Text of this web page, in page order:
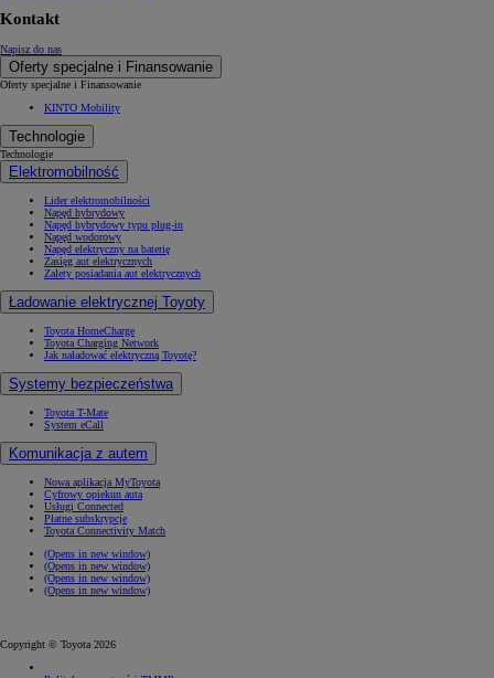
Kontakt
Napisz do nas
Oferty specjalne i Finansowanie
Oferty specjalne i Finansowanie
KINTO Mobility
Technologie
Technologie
Elektromobilność
Lider elektromobilności
Napęd hybrydowy
Napęd hybrydowy typu plug-in
Napęd wodorowy
Napęd elektryczny na baterię
Zasięg aut elektrycznych
Zalety posiadania aut elektrycznych
Ładowanie elektrycznej Toyoty
Toyota HomeCharge
Toyota Charging Network
Jak naładować elektryczną Toyotę?
Systemy bezpieczeństwa
Toyota T-Mate
System eCall
Komunikacja z autem
Nowa aplikacja MyToyota
Cyfrowy opiekun auta
Usługi Connected
Płatne subskrypcje
Toyota Connectivity Match
(Opens in new window)
(Opens in new window)
(Opens in new window)
(Opens in new window)
Copyright © Toyota 2026